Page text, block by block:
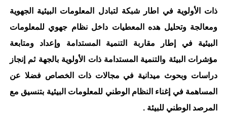
ذات الأولوية في اطار شبكة لتبادل المعلومات البيئية الجهوية
ومعالجة وتحليل هده المعطيات داخل نظام جهوي للمعلومات
البيئية في إطار مقاربة التنمية المستدامة وإعداد ومتابعة
مؤشرات البيئة والتنمية المستدامة ذات الأولوية بالجهة ثم إنجاز
دراسات وبحوث ميدانية في مجالات ذات الخصاص فضلا عن
المساهمة في إغناء النظام الوطني للمعلومات البيئية بتنسيق مع
المرصد الوطني للبيئة .